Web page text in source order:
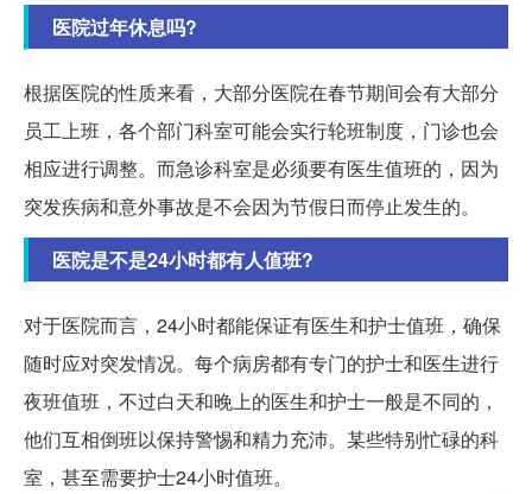
医院过年休息吗?
根据医院的性质来看，大部分医院在春节期间会有大部分
员工上班，各个部门科室可能会实行轮班制度，门诊也会
相应进行调整。而急诊科室是必须要有医生值班的，因为
突发疾病和意外事故是不会因为节假日而停止发生的。
医院是不是24小时都有人值班?
对于医院而言，24小时都能保证有医生和护士值班，确保
随时应对突发情况。每个病房都有专门的护士和医生进行
夜班值班，不过白天和晚上的医生和护士一般是不同的，
他们互相倒班以保持警惕和精力充沛。某些特别忙碌的科
室，甚至需要护士24小时值班。